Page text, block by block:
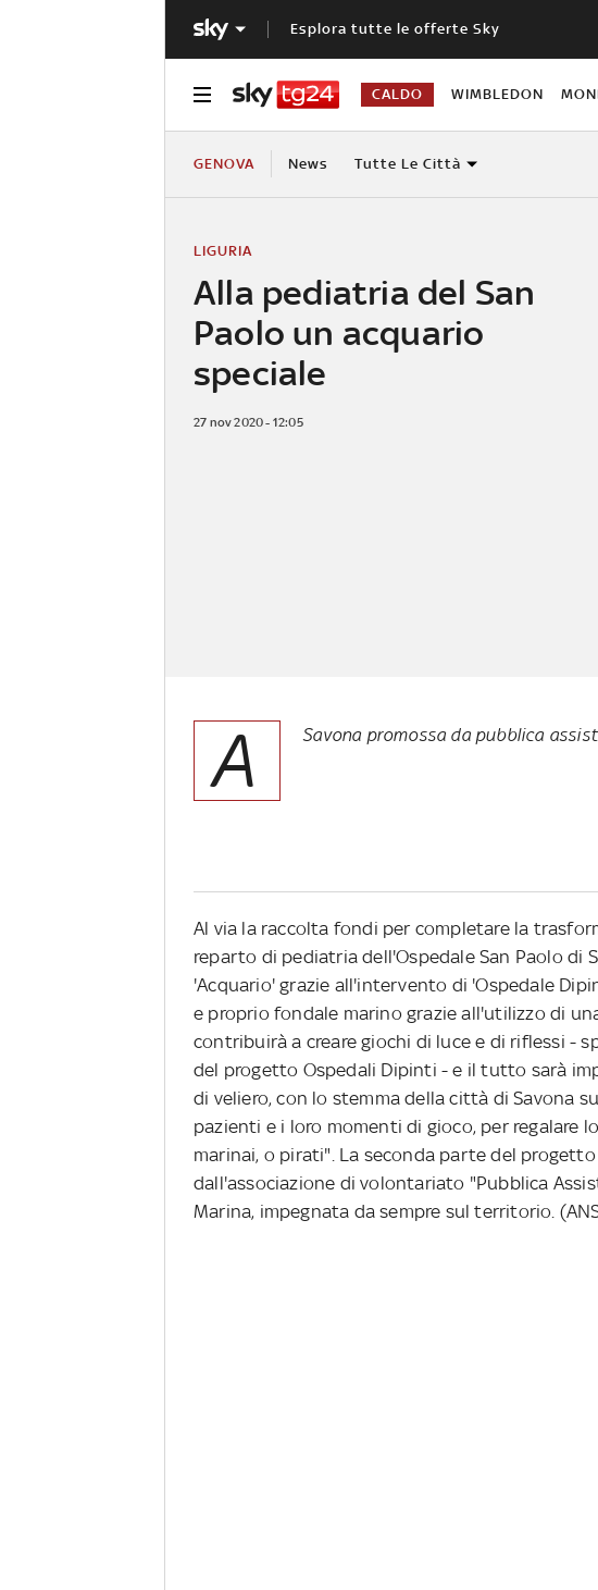
Esplora tutte le offerte Sky
CALDO WIMBLEDON
GENOVA News Tutte Le Città
Alla pediatria del San
Paolo un acquario
speciale
LIGURIA
27 nov 2020 - 12:05
A Savona promossa da pubblica
Al via la raccolta fondi per completare la
reparto di pediatria dell'Ospedale San Paolo di
'Acquario' grazie all'intervento di 'Ospedale
e proprio fondale marino grazie all'utilizzo di
contribuirà a creare giochi di luce e di riflessi -
del progetto Ospedali Dipinti - e il tutto sarà
di veliero, con lo stemma della città di Savona
pazienti e i loro momenti di gioco, per regalare
marinai, o pirati". La seconda parte del
dall'associazione di volontariato "Pubblica
Marina, impegnata da sempre sul territorio.